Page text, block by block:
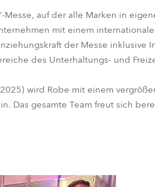
Messe, auf der alle Marken in
mit einem
der Messe inklusive
des Unterhaltungs- und
wird Robe mit einem
Das gesamte Team freut sich